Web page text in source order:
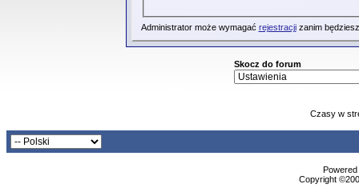
Administrator może wymagać rejestracjizanim
Skocz do forum
Czasy w
Copyright